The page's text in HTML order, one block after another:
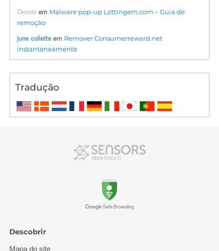
Dennis em Malware pop-up Lottingem.com – Guia de
remoção
june collette em Remover Consumerreward.net
instantaneamente
Tradução
Descobrir
Mapa do site